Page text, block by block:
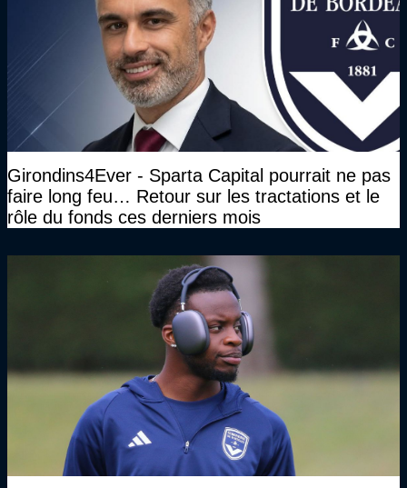
Girondins4Ever - Sparta Capital pourrait ne pas
faire long feu… Retour sur les tractations et le
rôle du fonds ces derniers mois